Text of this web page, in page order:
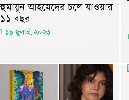
হুমায়ূন আহমেদের চলে যাওয়ার
১১ বছর
১৯ জুলাই, ২০২৩